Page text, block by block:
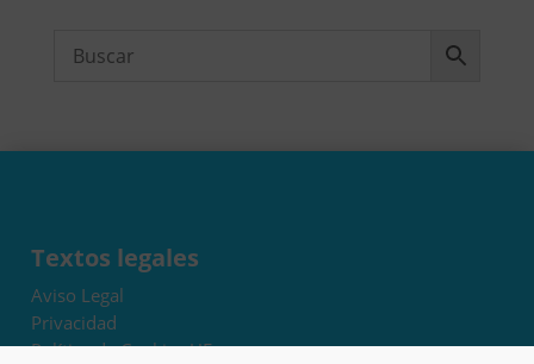
Textos legales
Aviso Legal
Privacidad
Política de Cookies UE